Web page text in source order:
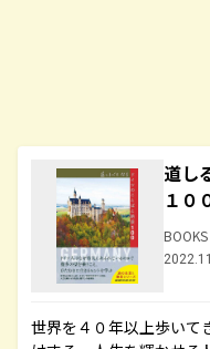
道し
１０
世界を４０年以上歩いて